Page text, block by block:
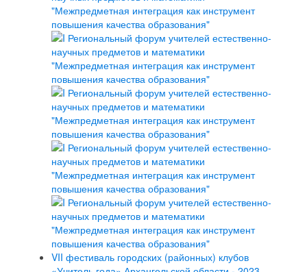
VII фестиваль городских (районных) клубов